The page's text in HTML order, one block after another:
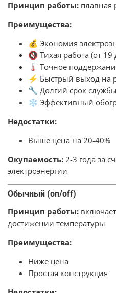
Принцип работы: плавная
Преимущества:
💰 Экономия
🔇 Тихая работа (от 19
🌡️ Точное
⚡ Быстрый выход на
🔧 Долгий срок
❄️ Эффективный
Недостатки:
Выше цена на 20-40%
Окупаемость:2-3 года за
электроэнергии
Обычный (on/off)
Принцип работы:
достижении температуры
Преимущества:
Ниже цена
Простая конструкция